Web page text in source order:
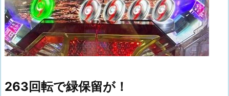
263回転で緑保留が！